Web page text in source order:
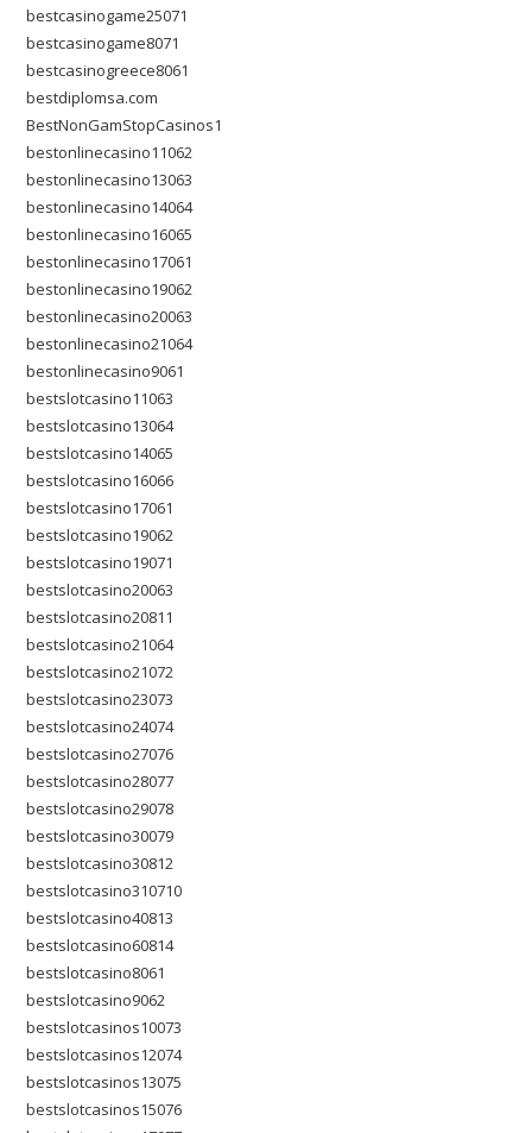
bestcasinogame25071
bestcasinogame8071
bestcasinogreece8061
bestdiplomsa.com
BestNonGamStopCasinos1
bestonlinecasino11062
bestonlinecasino13063
bestonlinecasino14064
bestonlinecasino16065
bestonlinecasino17061
bestonlinecasino19062
bestonlinecasino20063
bestonlinecasino21064
bestonlinecasino9061
bestslotcasino11063
bestslotcasino13064
bestslotcasino14065
bestslotcasino16066
bestslotcasino17061
bestslotcasino19062
bestslotcasino19071
bestslotcasino20063
bestslotcasino20811
bestslotcasino21064
bestslotcasino21072
bestslotcasino23073
bestslotcasino24074
bestslotcasino27076
bestslotcasino28077
bestslotcasino29078
bestslotcasino30079
bestslotcasino30812
bestslotcasino310710
bestslotcasino40813
bestslotcasino60814
bestslotcasino8061
bestslotcasino9062
bestslotcasinos10073
bestslotcasinos12074
bestslotcasinos13075
bestslotcasinos15076